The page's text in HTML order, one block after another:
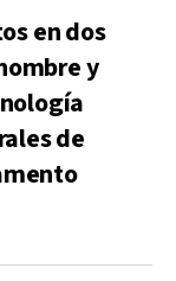
en dos
y
de